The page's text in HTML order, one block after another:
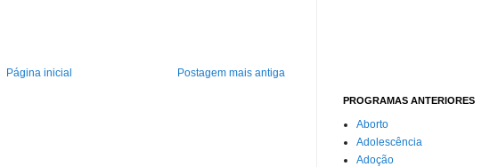
Postagem mais antiga
Página inicial
PROGRAMAS ANTERIORES
Aborto
Adolescência
Adoção